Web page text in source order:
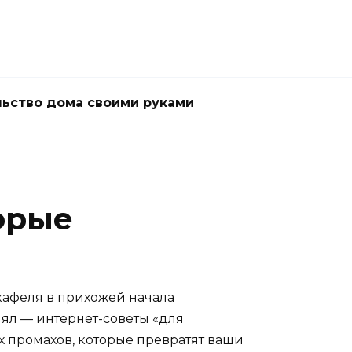
дома своими руками
в прихожей начала
— интернет-советы «для
которые превратят ваши